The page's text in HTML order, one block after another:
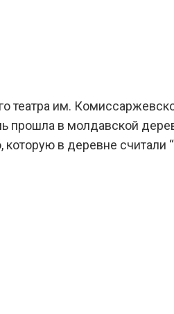
театра им.
прошла в молдавской
в деревне считали